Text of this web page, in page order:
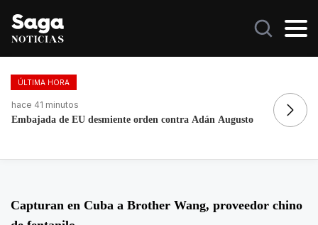
ÚLTIMA HORA
hace 41 minutos
Embajada de EU desmiente orden contra Adán Augusto
Capturan en Cuba a Brother Wang, proveedor chino